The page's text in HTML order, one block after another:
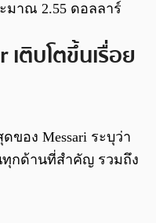
มาณ 2.55 ดอลลาร์
เติบโตขึ้นเรื่อย
ของ Messari ระบุว่า
ทุกด้านที่สำคัญ รวมถึง